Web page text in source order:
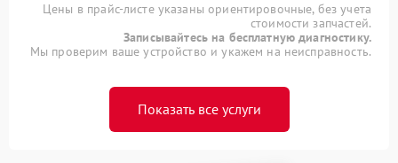
Цены в прайс-листе указаны ориентировочные, без учета
стоимости запчастей.
Записывайтесь на бесплатную диагностику.
Мы проверим ваше устройство и укажем на неисправность.
Показать все услуги